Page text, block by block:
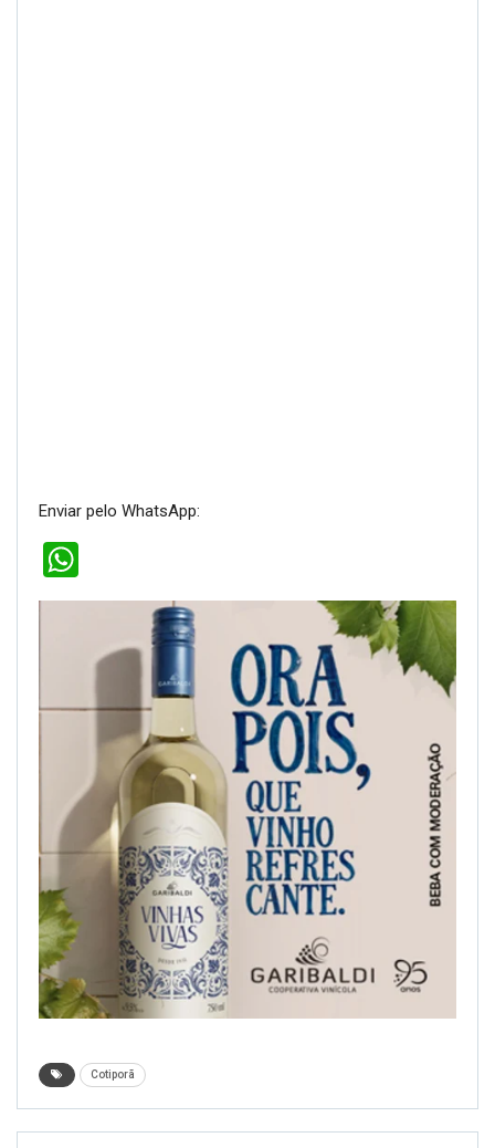
Enviar pelo WhatsApp:
Cotiporã